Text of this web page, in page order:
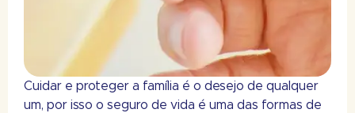
Cuidar e proteger a família é o desejo de qualquer
um, por isso o seguro de vida é uma das formas de